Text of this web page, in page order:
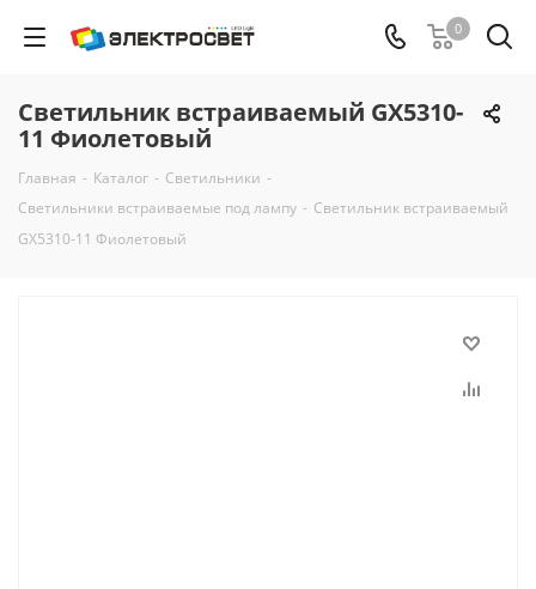
0
Светильник встраиваемый GX5310-
11 Фиолетовый
Главная - Каталог - Светильники -
Светильники встраиваемые под лампу - Светильник встраиваемый
GX5310-11 Фиолетовый